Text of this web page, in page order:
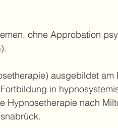
ohne Approbation
ausgebildet am
in
Hypnosetherapie nach